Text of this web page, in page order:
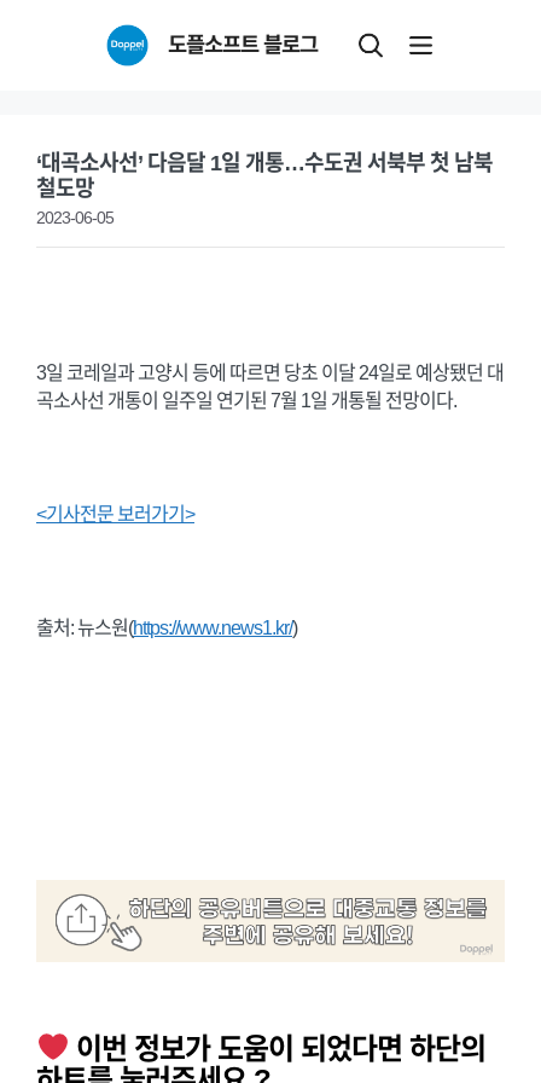
도플소프트 블로그
‘대곡소사선’ 다음달 1일 개통…수도권 서북부 첫 남북
철도망
2023-06-05
3일 코레일과 고양시 등에 따르면 당초 이달 24일로 예상됐던 대
곡소사선 개통이 일주일 연기된 7월 1일 개통될 전망이다.
<기사전문 보러가기>
출처: 뉴스원(https://www.news1.kr/)
이번 정보가 도움이 되었다면 하단의